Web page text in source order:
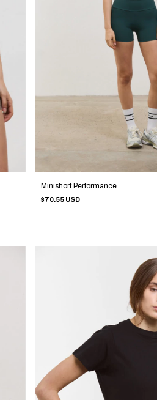
Minishort Performance
$70.55 USD